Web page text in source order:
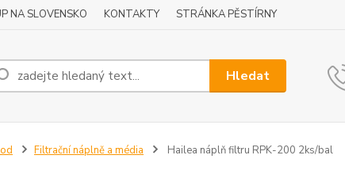
NA SLOVENSKO KONTAKTY STRÁNKA PĚSTÍRNY
Hledat
Filtrační náplně a média Hailea náplň filtru RPK-200 2ks/bal